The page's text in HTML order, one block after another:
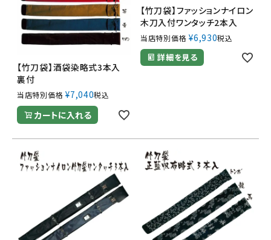
【竹刀袋】酒袋染略式3本入
裏付
当店特別価格 ¥7,040税込
カートに入れる
【竹刀袋】ファッションナイロン
木刀入付ワンタッチ2本入
当店特別価格 ¥6,930税込
詳細を見る